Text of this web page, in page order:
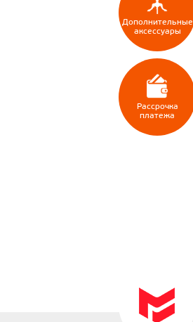
Дополнительные
аксессуары
Рассрочка
платежа